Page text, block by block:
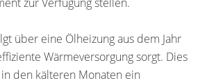
über eine Ölheizung aus dem Jahr
Wärmeversorgung sorgt. Dies
den kälteren Monaten ein